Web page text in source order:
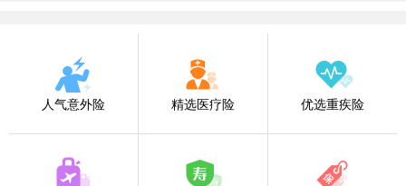
人气意外险 精选医疗险 优选重疾险